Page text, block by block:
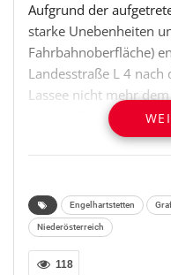
Aufgrund der
starke Unebenheiten
Fahrbahnoberfläche)
Landesstraße L 4
Lassee nicht mehr
diesem Grund hat sich
entschlossen, die
einer Länge von rund
durchschnittliches
3.000 Fahrzeugen pro
Im Zuge der
Engelhartstetten
Niederösterreich
118